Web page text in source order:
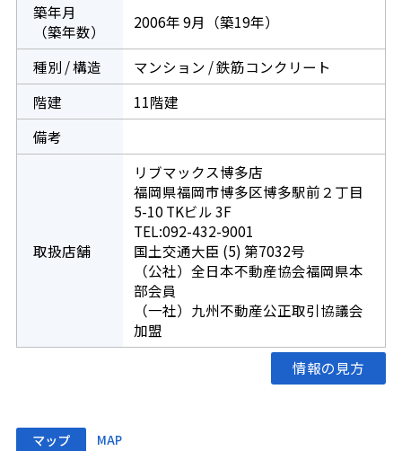
築年月
（築年数）
2006年 9月（築19年）
種別 / 構造
マンション / 鉄筋コンクリート
階建
11階建
備考
取扱店舗
リブマックス博多店
福岡県福岡市博多区博多駅前２丁目
5-10 TKビル 3F
TEL:092-432-9001
国土交通大臣 (5) 第7032号
（公社）全日本不動産協会福岡県本
部会員
（一社）九州不動産公正取引協議会
加盟
情報の見方
マップ MAP